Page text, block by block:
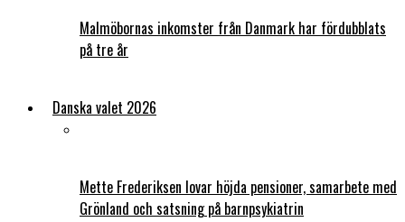
Malmöbornas inkomster från Danmark har fördubblats
på tre år
Danska valet 2026
Mette Frederiksen lovar höjda pensioner, samarbete med
Grönland och satsning på barnpsykiatrin